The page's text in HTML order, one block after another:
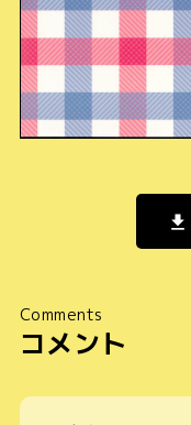
Comments
コメント